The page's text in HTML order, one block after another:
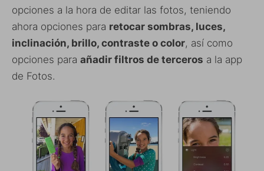
opciones a la hora de editar las fotos, teniendo
ahora opciones para retocar sombras, luces,
inclinación, brillo, contraste o color, así como
opciones para añadir filtros de terceros a la app
de Fotos.